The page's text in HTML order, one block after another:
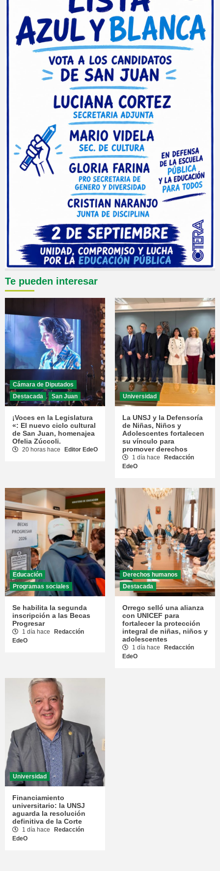
Te pueden interesar
Cámara de Diputados
Destacada
San Juan
¡Voces en la Legislatura
«: El nuevo ciclo cultural
de San Juan, homenajea
Ofelia Zúccoli.
20 horas hace Editor EdeO
Universidad
La UNSJ y la Defensoría
de Niñas, Niños y
Adolescentes fortalecen
su vínculo para
promover derechos
1 día hace
Redacción
EdeO
Educación
Programas sociales
Se habilita la segunda
inscripción a las Becas
Progresar
1 día hace
Redacción
EdeO
Derechos humanos
Destacada
Orrego selló una alianza
con UNICEF para
fortalecer la protección
integral de niñas, niños y
adolescentes
1 día hace
Redacción
EdeO
Universidad
Financiamiento
universitario: la UNSJ
aguarda la resolución
definitiva de la Corte
1 día hace
Redacción
EdeO